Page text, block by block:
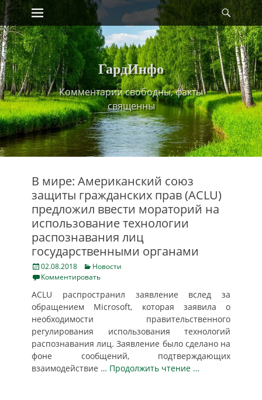
Skip
to
content
Primary Menu
ГардИнфо
Комментарии свободны, факты
священны
В мире: Американский союз
защиты гражданских прав (ACLU)
предложил ввести мораторий на
использование технологии
распознавания лиц
государственными органами
Posted
on
02.08.2018 Categories
Новости
Комментировать
ACLU распространил заявление вслед за
обращением Microsoft, которая заявила о
необходимости правительственного
регулирования использования технологий
распознавания лиц. Заявление было сделано на
фоне сообщений, подтверждающих
взаимодействие … Продолжить чтение …